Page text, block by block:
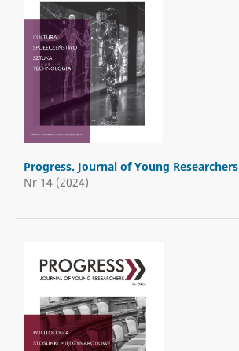
Progress. Journal of Young Researchers
Nr 14 (2024)